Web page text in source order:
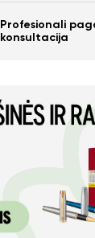
Profesionali
konsultacija